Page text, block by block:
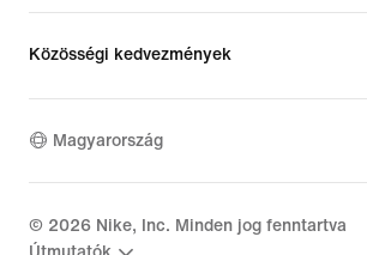
Közösségi kedvezmények
Magyarország
© 2026 Nike, Inc. Minden jog fenntartva